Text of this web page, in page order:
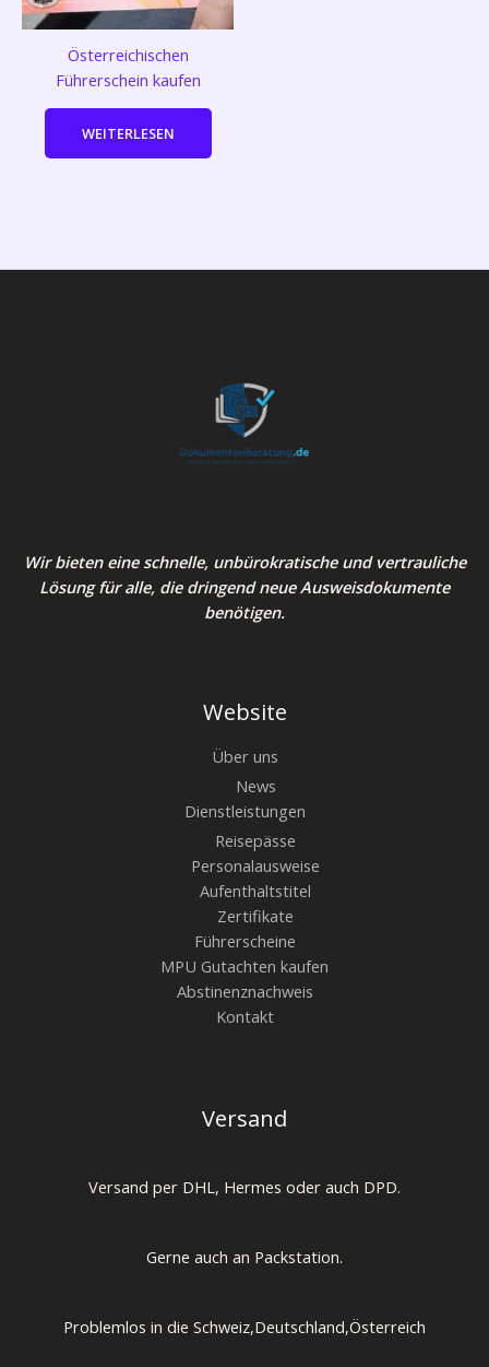
Österreichischen
Führerschein kaufen
WEITERLESEN
Wir bieten eine schnelle, unbürokratische und vertrauliche
Lösung für alle, die dringend neue Ausweisdokumente
benötigen.
Website
Über uns
News
Dienstleistungen
Reisepässe
Personalausweise
Aufenthaltstitel
Zertifikate
Führerscheine
MPU Gutachten kaufen
Abstinenznachweis
Kontakt
Versand
Versand per DHL, Hermes oder auch DPD.
Gerne auch an Packstation.
Problemlos in die Schweiz,Deutschland,Österreich